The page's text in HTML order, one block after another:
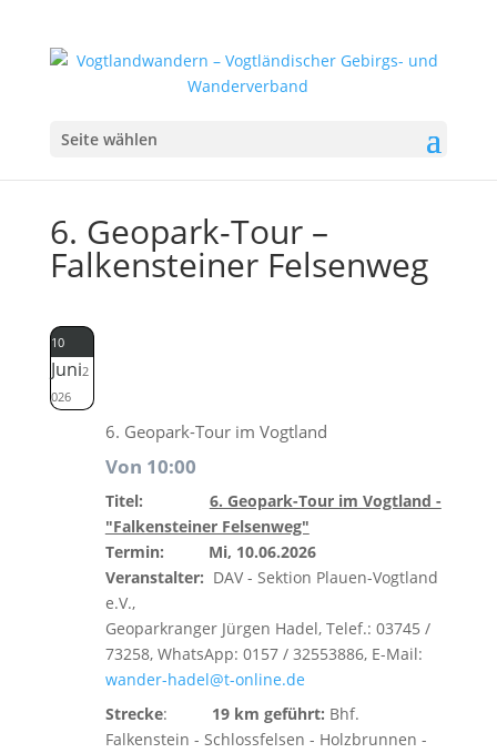
Seite wählen
6. Geopark-Tour –
Falkensteiner Felsenweg
10
Juni2
026
6. Geopark-Tour im Vogtland
Von 10:00
Titel: 6. Geopark-Tour im Vogtland -
"Falkensteiner Felsenweg"
Termin:
Mi, 10.06.2026
Veranstalter: DAV - Sektion Plauen-Vogtland
e.V.,
Geoparkranger Jürgen Hadel, Telef.: 03745 /
73258, WhatsApp: 0157 / 32553886, E-Mail:
wander-hadel@t-online.de
Strecke: 19 km geführt: Bhf.
Falkenstein - Schlossfelsen - Holzbrunnen -